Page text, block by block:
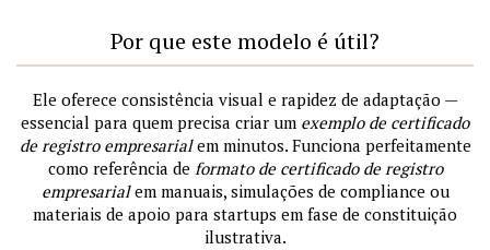
Por que este modelo é útil?
Ele oferece consistência visual e rapidez de adaptação —
essencial para quem precisa criar um exemplo de certificado
de registro empresarialem minutos. Funciona perfeitamente
como referência de formato de certificado de registro
empresarialem manuais, simulações de compliance ou
materiais de apoio para startups em fase de constituição
ilustrativa.